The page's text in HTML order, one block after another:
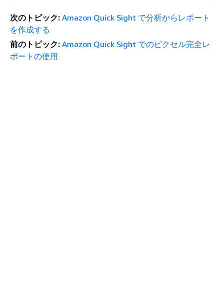
次のトピック: Amazon Quick Sight で分析からレポート
を作成する
前のトピック: Amazon Quick Sight でのピクセル完全レ
ポートの使用